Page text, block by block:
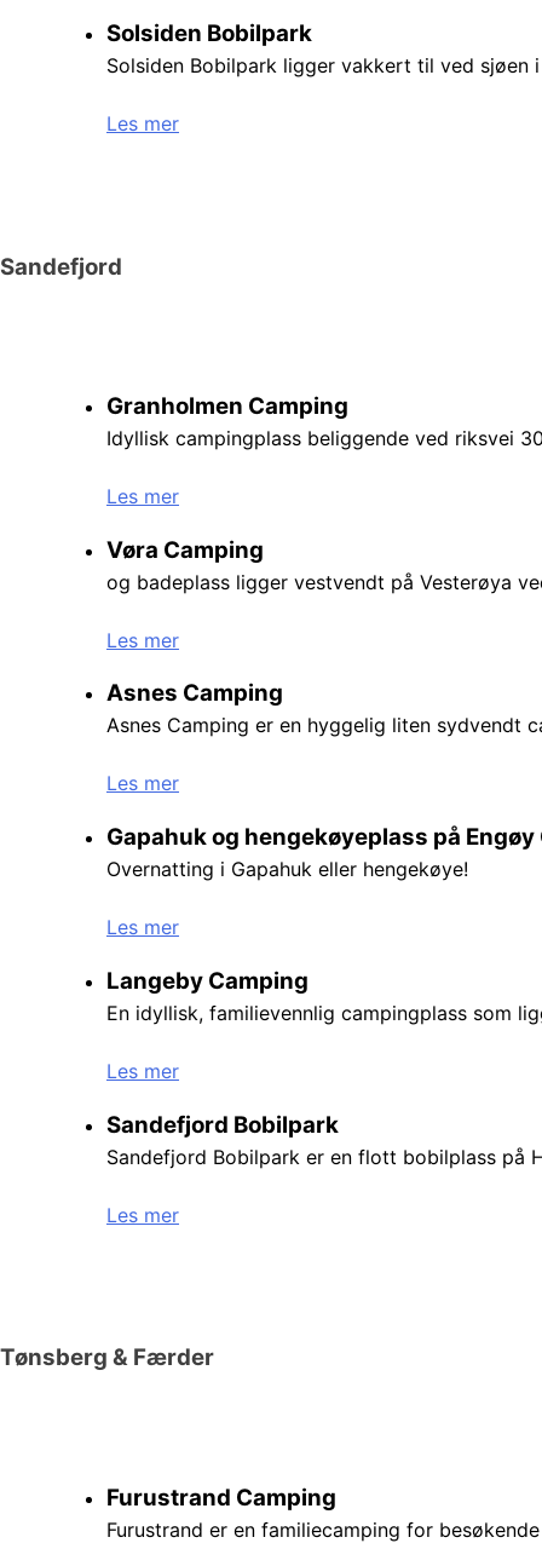
Solsiden Bobilpark
Solsiden Bobilpark ligger vakkert til ved sjøen
Les mer
Sandefjord
Granholmen Camping
Idyllisk campingplass beliggende ved riksvei
Les mer
Vøra Camping
og badeplass ligger vestvendt på Vesterøya
Les mer
Asnes Camping
Asnes Camping er en hyggelig liten sydvendt
Les mer
Gapahuk og hengekøyeplass på
Overnatting i Gapahuk eller hengekøye!
Les mer
Langeby Camping
En idyllisk, familievennlig campingplass som
Les mer
Sandefjord Bobilpark
Sandefjord Bobilpark er en flott bobilplass på
Les mer
Tønsberg & Færder
Furustrand Camping
Furustrand er en familiecamping for